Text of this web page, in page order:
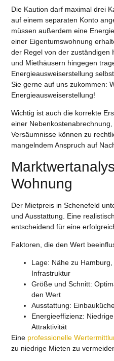
Die Kaution darf maximal drei
auf einem separaten Konto
müssen außerdem eine
einer Eigentumswohnung
der Regel von der zuständigen
und Miethäusern hingegen
Energieausweiserstellung
Sie gerne auf uns zukommen:
Energieausweiserstellung!
Wichtig ist auch die korrekte
einer
Versäumnisse können zu
mangelndem Anspruch auf
Wohnung
Der Mietpreis in Schenefeld
und Ausstattung. Eine
entscheidend für eine
Faktoren, die den Wert
Lage: Nähe zu
Infrastruktur
Größe und Schnitt:
den Wert
Ausstattung:
Energieeffizienz:
Attraktivität
Eine professionelle
zu niedrige Mieten zu